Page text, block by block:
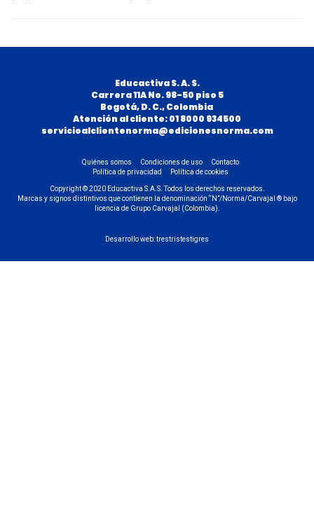
Educactiva S. A. S.
Carrera 11A No. 98-50 piso 5
Bogotá, D. C., Colombia
Atención al cliente: 01 8000 934500
servicioalclientenorma@edicionesnorma.com
Quiénes somos Condiciones de uso
Contacto
Política de privacidad
Política de cookies
Copyright © 2020 Educactiva S.A.S. Todos los derechos reservados.
Marcas y signos distintivos que contienen la denominación “N”/Norma/Carvajal ® bajo
licencia de Grupo Carvajal (Colombia).
Desarrollo web:trestristestigres